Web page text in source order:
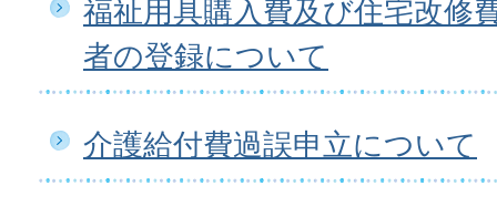
福祉用具購入費及び住宅改修
者の登録について
介護給付費過誤申立について